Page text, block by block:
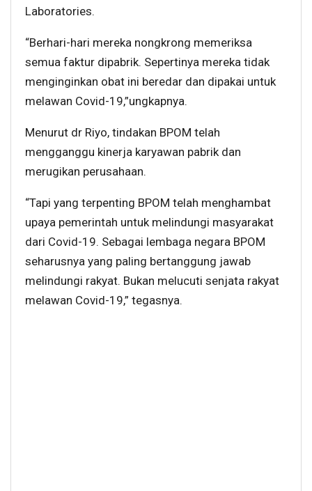
Laboratories.
“Berhari-hari mereka nongkrong memeriksa
semua faktur dipabrik. Sepertinya mereka tidak
menginginkan obat ini beredar dan dipakai untuk
melawan Covid-19,”ungkapnya.
Menurut dr Riyo, tindakan BPOM telah
mengganggu kinerja karyawan pabrik dan
merugikan perusahaan.
“Tapi yang terpenting BPOM telah menghambat
upaya pemerintah untuk melindungi masyarakat
dari Covid-19. Sebagai lembaga negara BPOM
seharusnya yang paling bertanggung jawab
melindungi rakyat. Bukan melucuti senjata rakyat
melawan Covid-19,” tegasnya.